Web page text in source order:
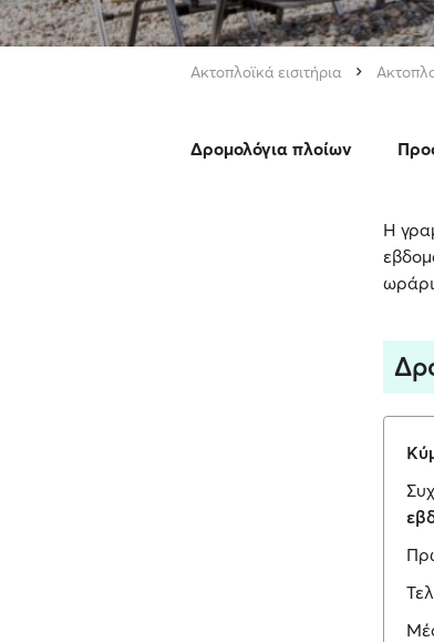
Ακτοπλοϊκά εισιτήρια
Δρομολόγια πλοίων
Η